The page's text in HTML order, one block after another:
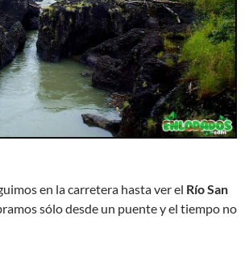
en la carretera hasta ver el Río San
sólo desde un puente y el tiempo no